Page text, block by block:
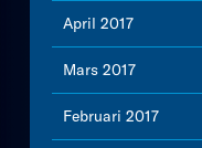
April 2017
Mars 2017
Februari 2017